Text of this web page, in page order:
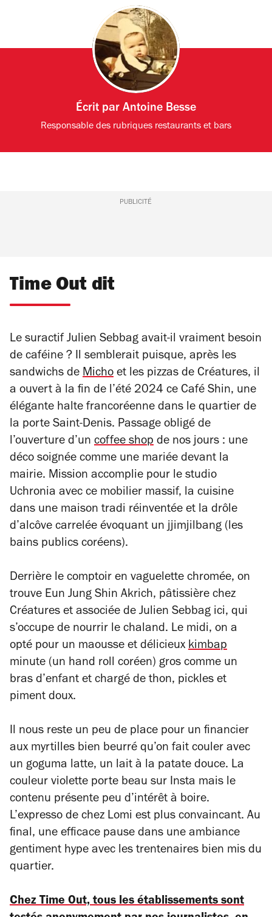
Écrit par Antoine Besse
Responsable des rubriques restaurants et bars
PUBLICITÉ
Time Out dit
Le suractif Julien Sebbag avait-il vraiment besoin
de caféine ? Il semblerait puisque, après les
sandwichs de Micho et les pizzas de Créatures, il
a ouvert à la fin de l’été 2024 ce Café Shin, une
élégante halte francoréenne dans le quartier de
la porte Saint-Denis. Passage obligé de
l’ouverture d’un coffee shop de nos jours : une
déco soignée comme une mariée devant la
mairie. Mission accomplie pour le studio
Uchronia avec ce mobilier massif, la cuisine
dans une maison tradi réinventée et la drôle
d’alcôve carrelée évoquant un jjimjilbang (les
bains publics coréens).
Derrière le comptoir en vaguelette chromée, on
trouve Eun Jung Shin Akrich, pâtissière chez
Créatures et associée de Julien Sebbag ici, qui
s’occupe de nourrir le chaland. Le midi, on a
opté pour un maousse et délicieux kimbap
minute (un hand roll coréen) gros comme un
bras d’enfant et chargé de thon, pickles et
piment doux.
Il nous reste un peu de place pour un financier
aux myrtilles bien beurré qu’on fait couler avec
un goguma latte, un lait à la patate douce. La
couleur violette porte beau sur Insta mais le
contenu présente peu d’intérêt à boire.
L’expresso de chez Lomi est plus convaincant. Au
final, une efficace pause dans une ambiance
gentiment hype avec les trentenaires bien mis du
quartier.
Chez Time Out, tous les établissements sont